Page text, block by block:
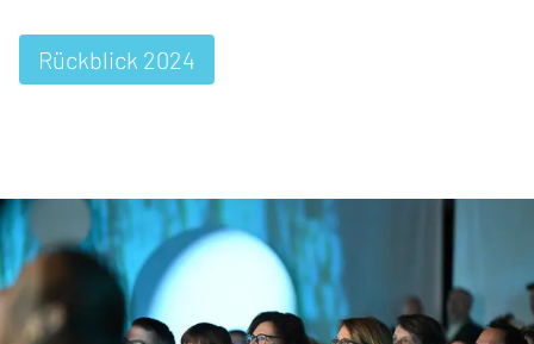
Rückblick 2024